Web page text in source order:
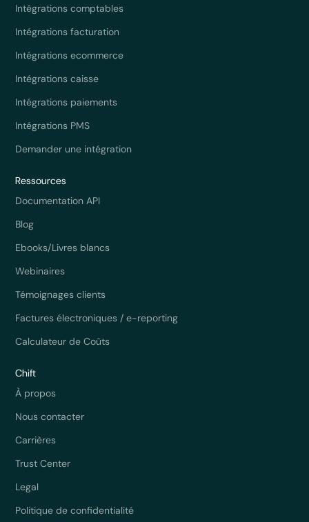
Intégrations comptables
Intégrations facturation
Intégrations ecommerce
Intégrations caisse
Intégrations paiements
Intégrations PMS
Demander une intégration
Ressources
Documentation API
Blog
Ebooks/Livres blancs
Webinaires
Témoignages clients
Factures électroniques / e-reporting
Calculateur de Coûts
Chift
À propos
Nous contacter
Carrières
Trust Center
Legal
Politique de confidentialité